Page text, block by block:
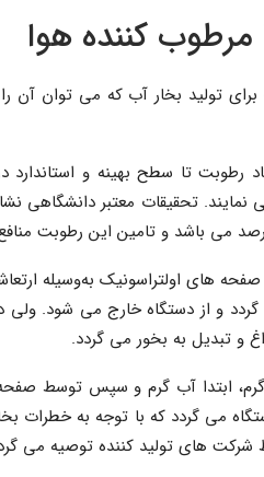
مرطوب کننده هوا
رطوبت تا سطح بهینه و استاندارد
تحقیقات معتبر دانشگاهی
های اولتراسونیک به‌وسیله
و از دستگاه خارج می شود. ولی
و تبدیل به بخور می گردد.
گرم، ابتدا آب گرم و سپس توسط
می گردد که با توجه به خطرات
شرکت های تولید کننده توصیه می